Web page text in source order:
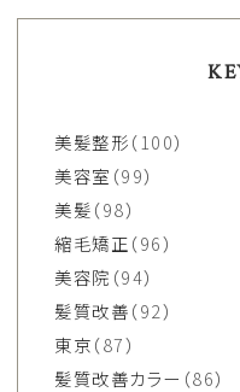
美髪整形（100）
美容室 （99）
美髪（98）
縮毛矯正（96）
美容院 （94）
髪質改善（92）
東京（87）
髪質改善カラー （86）